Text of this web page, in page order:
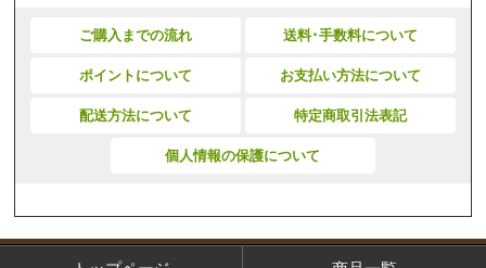
ご購入までの流れ 送料･手数料について
ポイントについて お支払い方法について
配送方法について 特定商取引法表記
個人情報の保護について